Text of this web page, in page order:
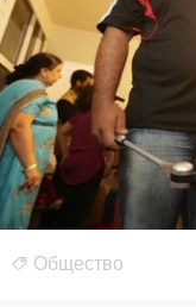
Общество